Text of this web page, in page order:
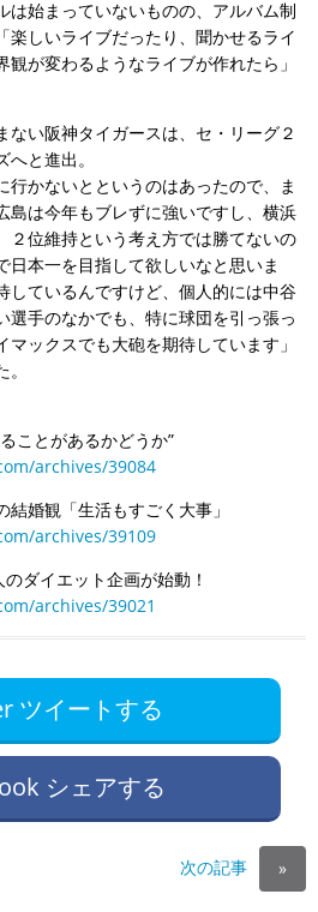
は始まっていないものの、アルバム制
楽しいライブだったり、聞かせるライ
が変わるようなライブが作れたら」
ない阪神タイガースは、セ・リーグ２
と進出。
行かないとというのはあったので、ま
島は今年もブレずに強いですし、横浜
２位維持という考え方では勝てないの
日本一を目指して欲しいなと思いま
しているんですけど、個人的には中谷
選手のなかでも、特に球団を引っ張っ
ックスでも大砲を期待しています」
ことがあるかどうか”
archives/39084
婚観「生活もすごく大事」
archives/39109
ダイエット企画が始動！
archives/39021
ツイートする
シェアする
次の記事 »